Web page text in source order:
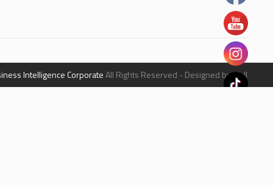
Intelligence CorporateAll Rights Reserved - Designed by Mall